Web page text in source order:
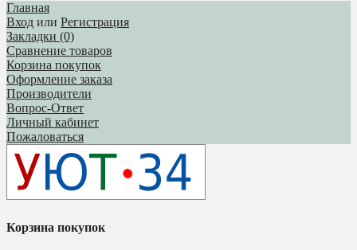
Главная
Вход или Регистрация
Закладки (0)
Сравнение товаров
Корзина покупок
Оформление заказа
Производители
Вопрос-Ответ
Личный кабинет
Пожаловаться
Корзина покупок